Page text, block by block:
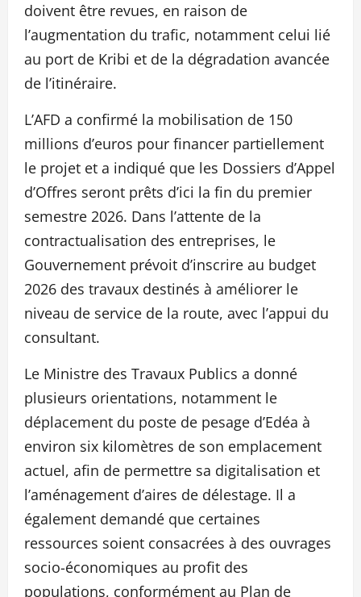
doivent être revues, en raison de
l’augmentation du trafic, notamment celui lié
au port de Kribi et de la dégradation avancée
de l’itinéraire.
L’AFD a confirmé la mobilisation de 150
millions d’euros pour financer partiellement
le projet et a indiqué que les Dossiers d’Appel
d’Offres seront prêts d’ici la fin du premier
semestre 2026. Dans l’attente de la
contractualisation des entreprises, le
Gouvernement prévoit d’inscrire au budget
2026 des travaux destinés à améliorer le
niveau de service de la route, avec l’appui du
consultant.
Le Ministre des Travaux Publics a donné
plusieurs orientations, notamment le
déplacement du poste de pesage d’Edéa à
environ six kilomètres de son emplacement
actuel, afin de permettre sa digitalisation et
l’aménagement d’aires de délestage. Il a
également demandé que certaines
ressources soient consacrées à des ouvrages
socio-économiques au profit des
populations, conformément au Plan de